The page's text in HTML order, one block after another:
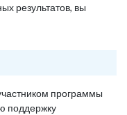
результатов, вы
программы
поддержку